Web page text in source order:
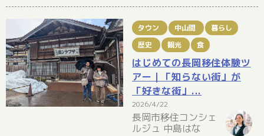
タウン 中山間
暮らし
歴史
観光 食
はじめての長岡移住体験ツ
アー｜「知らない街」が
「好きな街」...
2026/4/22
長岡市移住コンシェ
ルジュ 中島はな